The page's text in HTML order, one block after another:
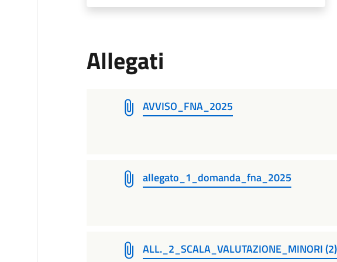
Allegati
AVVISO_FNA_2025
allegato_1_domanda_fna_2025
ALL._2_SCALA_VALUTAZIONE_MINORI (2)